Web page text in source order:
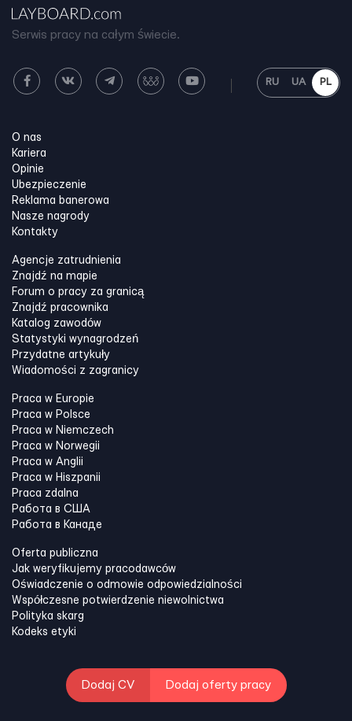
Serwis pracy na całym świecie.
RU UA PL
O nas
Kariera
Opinie
Ubezpieczenie
Reklama banerowa
Nasze nagrody
Kontakty
Agencje zatrudnienia
Znajdź na mapie
Forum o pracy za granicą
Znajdź pracownika
Katalog zawodów
Statystyki wynagrodzeń
Przydatne artykuły
Wiadomości z zagranicy
Praca w Europie
Praca w Polsce
Praca w Niemczech
Praca w Norwegii
Praca w Anglii
Praca w Hiszpanii
Praca zdalna
Работа в США
Работа в Канадe
Oferta publiczna
Jak weryfikujemy pracodawców
Oświadczenie o odmowie odpowiedzialności
Współczesne potwierdzenie niewolnictwa
Polityka skarg
Kodeks etyki
Dodaj CV Dodaj oferty pracy